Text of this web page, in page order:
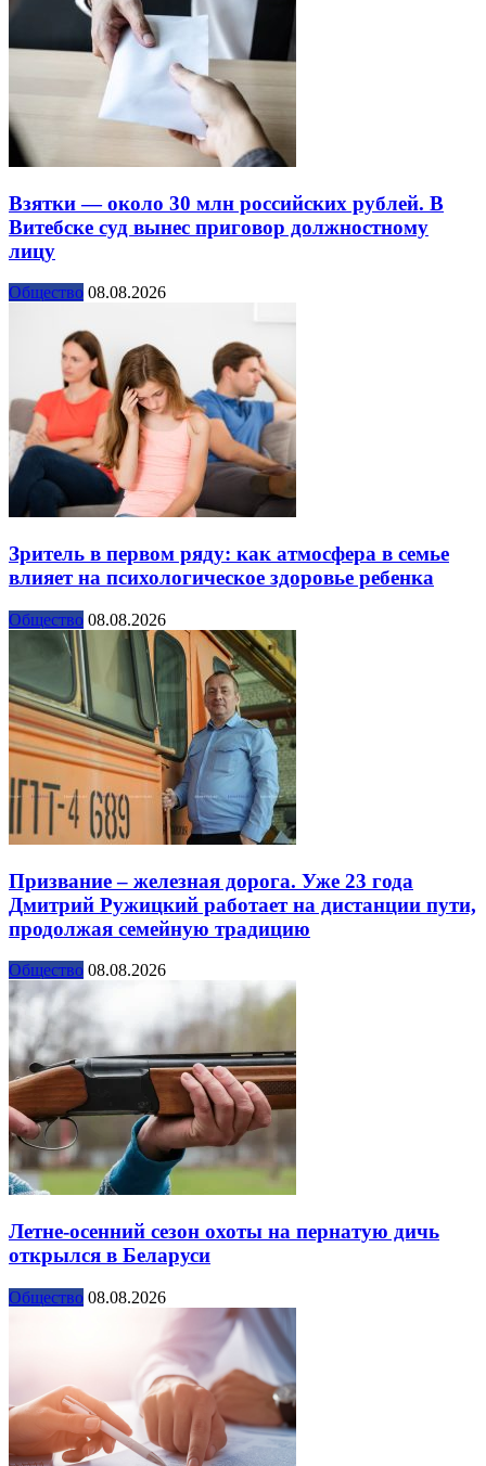
Взятки — около 30 млн российских рублей. В
Витебске суд вынес приговор должностному
лицу
Общество 08.08.2026
Зритель в первом ряду: как атмосфера в семье
влияет на психологическое здоровье ребенка
Общество 08.08.2026
Призвание – железная дорога. Уже 23 года
Дмитрий Ружицкий работает на дистанции пути,
продолжая семейную традицию
Общество 08.08.2026
Летне-осенний сезон охоты на пернатую дичь
открылся в Беларуси
Общество 08.08.2026